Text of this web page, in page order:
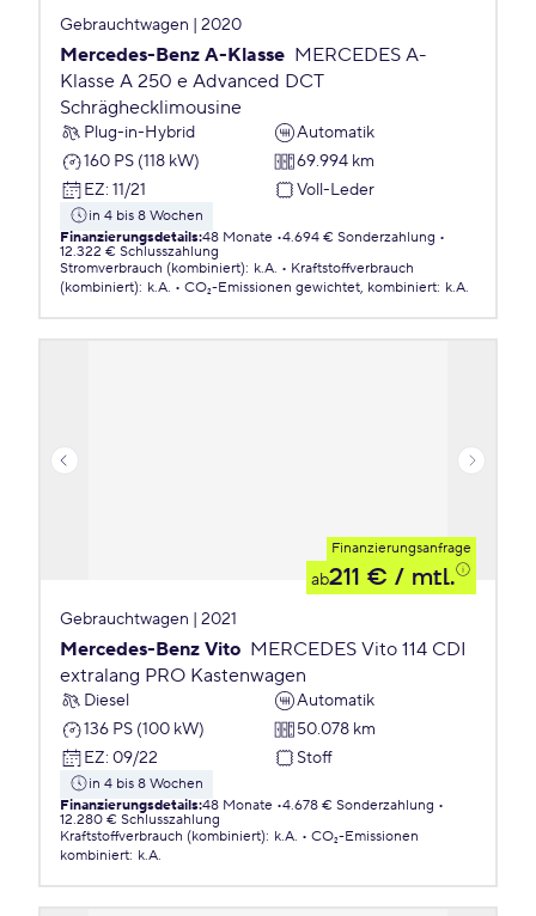
Gebrauchtwagen | 2020
Mercedes-Benz A-Klasse MERCEDES A-
Klasse A 250 e Advanced DCT
Schräghecklimousine
Plug-in-Hybrid
Automatik
160 PS (118 kW)
69.994 km
EZ: 11/21 Voll-Leder
in 4 bis 8 Wochen
Finanzierungsdetails:48 Monate 4.694 € Sonderzahlung
12.322 € Schlusszahlung
Stromverbrauch (kombiniert): k.A.
Kraftstoffverbrauch
(kombiniert): k.A. CO₂-Emissionen gewichtet, kombiniert: k.A.
Finanzierungsanfrage
ab211 € / mtl.
Gebrauchtwagen | 2021
Mercedes-Benz Vito MERCEDES Vito 114 CDI
extralang PRO Kastenwagen
Diesel
Automatik
136 PS (100 kW)
50.078 km
EZ: 09/22 Stoff
in 4 bis 8 Wochen
Finanzierungsdetails:48 Monate 4.678 € Sonderzahlung
12.280 € Schlusszahlung
Kraftstoffverbrauch (kombiniert): k.A.
CO₂-Emissionen
kombiniert: k.A.